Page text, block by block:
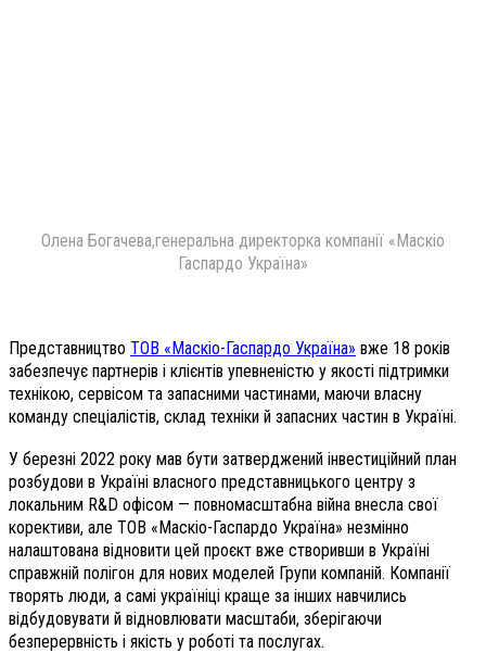
Олена Богачева,генеральна директорка компанії «Маскіо
Гаспардо Україна»
Представництво ТОВ «Маскіо-Гаспардо Україна» вже 18 років
забезпечує партнерів і клієнтів упевненістю у якості підтримки
технікою, сервісом та запасними частинами, маючи власну
команду спеціалістів, склад техніки й запасних частин в Україні.
У березні 2022 року мав бути затверджений інвестиційний план
розбудови в Україні власного представницького центру з
локальним R&D офісом — повномасштабна війна внесла свої
корективи, але ТОВ «Маскіо-Гаспардо Україна» незмінно
налаштована відновити цей проєкт вже створивши в Україні
справжній полігон для нових моделей Групи компаній. Компанії
творять люди, а самі україніці краще за інших навчились
відбудовувати й відновлювати масштаби, зберігаючи
безперервність і якість у роботі та послугах.